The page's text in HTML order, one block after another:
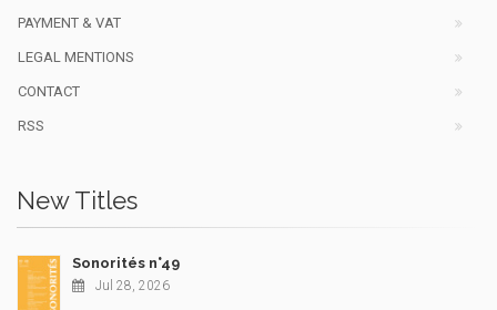
PAYMENT & VAT
LEGAL MENTIONS
CONTACT
RSS
New Titles
Sonorités n°49
Jul 28, 2026